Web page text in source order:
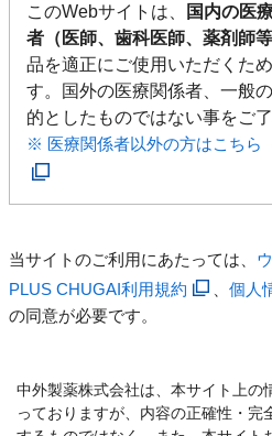
このWebサイトは、
国内の医
者（医師、歯科医師、薬剤師等
品を適正にご使用いただくた
す。国外の医療関係者、一般
的としたものではない事をご了
※ 医療関係者以外の方はこちら
当サイトのご利用にあたっては、
PLUS CHUGAI利用規約
、個人
の同意が必要です。
中外製薬株式会社は、本サイト上の
っておりますが、内容の正確性・完